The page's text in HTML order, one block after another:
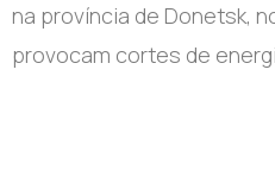
na província de Donetsk,
provocam cortes de